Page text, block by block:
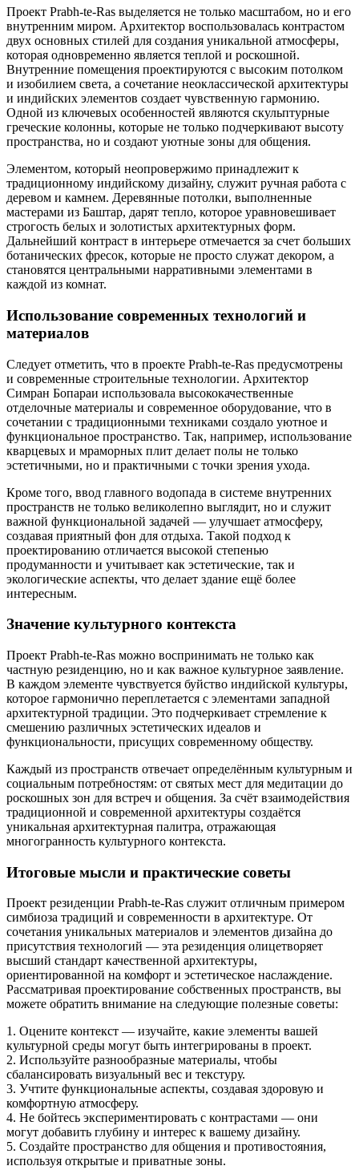
Проект Prabh-te-Ras выделяется не только масштабом, но и его
внутренним миром. Архитектор воспользовалась контрастом
двух основных стилей для создания уникальной атмосферы,
которая одновременно является теплой и роскошной.
Внутренние помещения проектируются с высоким потолком
и изобилием света, а сочетание неоклассической архитектуры
и индийских элементов создает чувственную гармонию.
Одной из ключевых особенностей являются скульптурные
греческие колонны, которые не только подчеркивают высоту
пространства, но и создают уютные зоны для общения.
Элементом, который неопровержимо принадлежит к
традиционному индийскому дизайну, служит ручная работа с
деревом и камнем. Деревянные потолки, выполненные
мастерами из Баштар, дарят тепло, которое уравновешивает
строгость белых и золотистых архитектурных форм.
Дальнейший контраст в интерьере отмечается за счет больших
ботанических фресок, которые не просто служат декором, а
становятся центральными нарративными элементами в
каждой из комнат.
Использование современных технологий и
материалов
Следует отметить, что в проекте Prabh-te-Ras предусмотрены
и современные строительные технологии. Архитектор
Симран Бопараи использовала высококачественные
отделочные материалы и современное оборудование, что в
сочетании с традиционными техниками создало уютное и
функциональное пространство. Так, например, использование
кварцевых и мраморных плит делает полы не только
эстетичными, но и практичными с точки зрения ухода.
Кроме того, ввод главного водопада в системе внутренних
пространств не только великолепно выглядит, но и служит
важной функциональной задачей — улучшает атмосферу,
создавая приятный фон для отдыха. Такой подход к
проектированию отличается высокой степенью
продуманности и учитывает как эстетические, так и
экологические аспекты, что делает здание ещё более
интересным.
Значение культурного контекста
Проект Prabh-te-Ras можно воспринимать не только как
частную резиденцию, но и как важное культурное заявление.
В каждом элементе чувствуется буйство индийской культуры,
которое гармонично переплетается с элементами западной
архитектурной традиции. Это подчеркивает стремление к
смешению различных эстетических идеалов и
функциональности, присущих современному обществу.
Каждый из пространств отвечает определённым культурным и
социальным потребностям: от святых мест для медитации до
роскошных зон для встреч и общения. За счёт взаимодействия
традиционной и современной архитектуры создаётся
уникальная архитектурная палитра, отражающая
многогранность культурного контекста.
Итоговые мысли и практические советы
Проект резиденции Prabh-te-Ras служит отличным примером
симбиоза традиций и современности в архитектуре. От
сочетания уникальных материалов и элементов дизайна до
присутствия технологий — эта резиденция олицетворяет
высший стандарт качественной архитектуры,
ориентированной на комфорт и эстетическое наслаждение.
Рассматривая проектирование собственных пространств, вы
можете обратить внимание на следующие полезные советы:
1. Оцените контекст — изучайте, какие элементы вашей
культурной среды могут быть интегрированы в проект.
2. Используйте разнообразные материалы, чтобы
сбалансировать визуальный вес и текстуру.
3. Учтите функциональные аспекты, создавая здоровую и
комфортную атмосферу.
4. Не бойтесь экспериментировать с контрастами — они
могут добавить глубину и интерес к вашему дизайну.
5. Создайте пространство для общения и противостояния,
используя открытые и приватные зоны.